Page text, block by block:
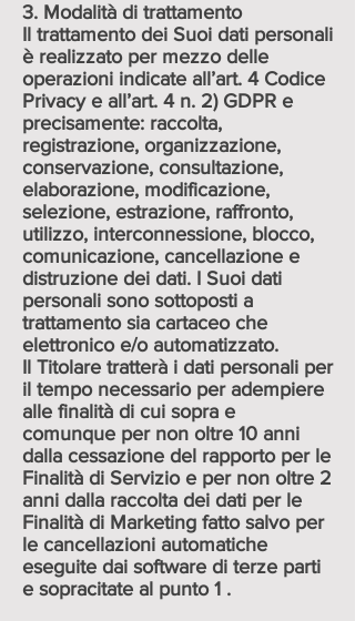
3. Modalità di trattamento
Il trattamento dei Suoi dati personali
è realizzato per mezzo delle
operazioni indicate all’art. 4 Codice
Privacy e all’art. 4 n. 2) GDPR e
precisamente: raccolta,
registrazione, organizzazione,
conservazione, consultazione,
elaborazione, modificazione,
selezione, estrazione, raffronto,
utilizzo, interconnessione, blocco,
comunicazione, cancellazione e
distruzione dei dati. I Suoi dati
personali sono sottoposti a
trattamento sia cartaceo che
elettronico e/o automatizzato.
Il Titolare tratterà i dati personali per
il tempo necessario per adempiere
alle finalità di cui sopra e
comunque per non oltre 10 anni
dalla cessazione del rapporto per le
Finalità di Servizio e per non oltre 2
anni dalla raccolta dei dati per le
Finalità di Marketing fatto salvo per
le cancellazioni automatiche
eseguite dai software di terze parti
e sopracitate al punto 1 .